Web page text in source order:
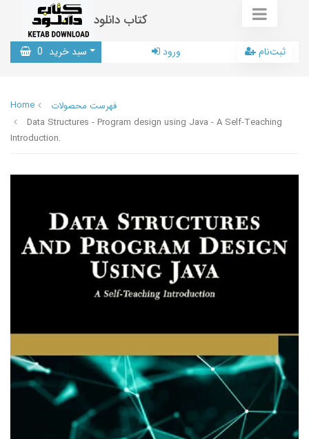
کتاب دانلود
سبد خرید 0 ورود ثبت‌نام
Home
فهرست محصولات
Data Structures - Program design using Java - A Self-Teaching
Introduction.